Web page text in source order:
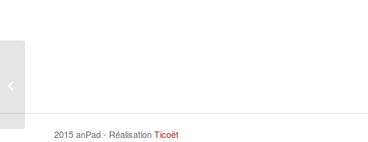
2015 anPad - RéalisationTicoët